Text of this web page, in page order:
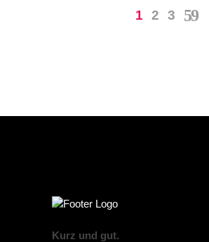
1 2 3
Kurz und gut.